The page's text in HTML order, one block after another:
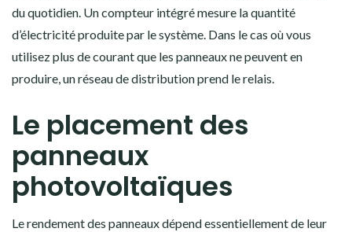
du quotidien. Un compteur intégré mesure la quantité
d’électricité produite par le système. Dans le cas où vous
utilisez plus de courant que les panneaux ne peuvent en
produire, un réseau de distribution prend le relais.
Le placement des
panneaux
photovoltaïques
Le rendement des panneaux dépend essentiellement de leur